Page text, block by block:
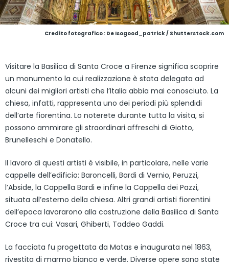
Credito fotografico : De Isogood_patrick / Shutterstock.com
Visitare la Basilica di Santa Croce a Firenze significa scoprire
un monumento la cui realizzazione è stata delegata ad
alcuni dei migliori artisti che l’Italia abbia mai conosciuto. La
chiesa, infatti, rappresenta uno dei periodi più splendidi
dell’arte fiorentina. Lo noterete durante tutta la visita, si
possono ammirare gli straordinari affreschi di Giotto,
Brunelleschi e Donatello.
Il lavoro di questi artisti è visibile, in particolare, nelle varie
cappelle dell’edificio: Baroncelli, Bardi di Vernio, Peruzzi,
l’Abside, la Cappella Bardi e infine la Cappella dei Pazzi,
situata all’esterno della chiesa. Altri grandi artisti fiorentini
dell’epoca lavorarono alla costruzione della Basilica di Santa
Croce tra cui: Vasari, Ghiberti, Taddeo Gaddi.
La facciata fu progettata da Matas e inaugurata nel 1863,
rivestita di marmo bianco e verde. Diverse opere sono state